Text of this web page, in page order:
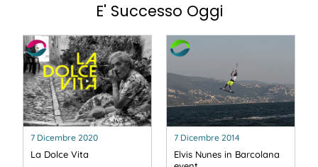
E' Successo Oggi
7 Dicembre 2020
La Dolce Vita
7 Dicembre 2014
Elvis Nunes in Barcolana